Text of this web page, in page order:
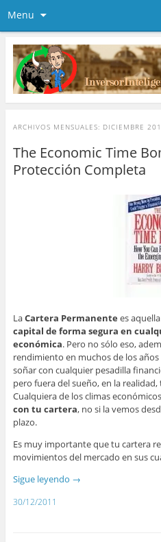
Menu
ARCHIVOS MENSUALES: DICIEMBRE
The Economic Time
Protección Completa
LaCartera Permanente es
capital de forma segura en
económica. Pero no sólo eso,
rendimiento en muchos de los
soñar con cualquier pesadilla
pero fuera del sueño, en la
Cualquiera de los climas
con tu cartera, no si la vemos
plazo.
Es muy importante que tu cartera
movimientos del mercado en sus
Sigue leyendo →
30/12/2011